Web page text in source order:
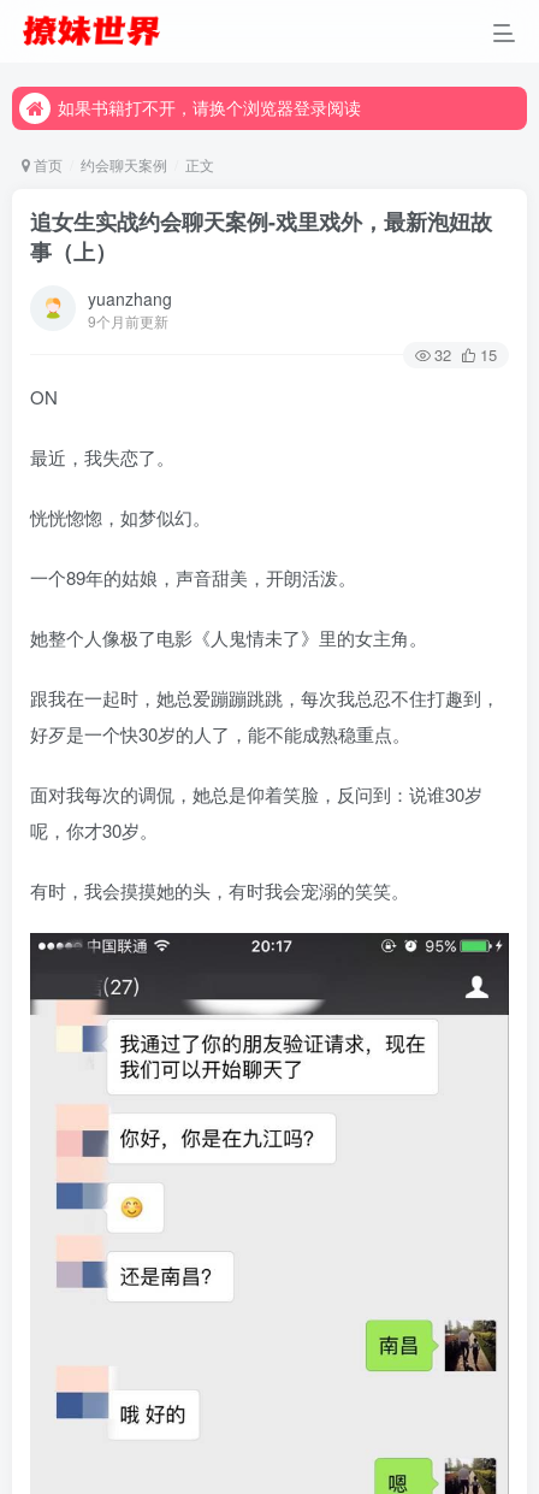
如果书籍打不开，请换个浏览器登录阅读
如果书籍打不开，请换个浏览器登录阅读
首页 约会聊天案例 正文
追女生实战约会聊天案例-戏里戏外，最新泡妞故
事（上）
yuanzhang
9个月前更新
32 15
ON
最近，我失恋了。
恍恍惚惚，如梦似幻。
一个89年的姑娘，声音甜美，开朗活泼。
她整个人像极了电影《人鬼情未了》里的女主角。
跟我在一起时，她总爱蹦蹦跳跳，每次我总忍不住打趣到，
好歹是一个快30岁的人了，能不能成熟稳重点。
面对我每次的调侃，她总是仰着笑脸，反问到：说谁30岁
呢，你才30岁。
有时，我会摸摸她的头，有时我会宠溺的笑笑。